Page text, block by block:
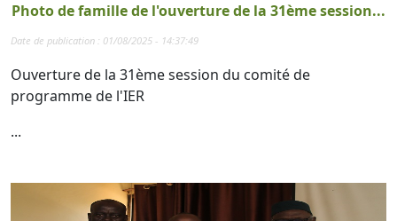
Photo de famille de l'ouverture de la 31ème session...
Date de publication : 01/08/2025 - 14:37:49
Ouverture de la 31ème session du comité de
programme de l'IER
...